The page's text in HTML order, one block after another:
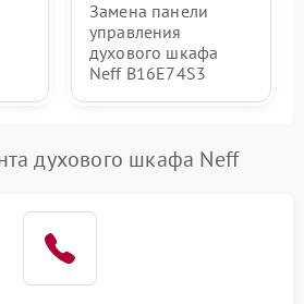
Замена панели
управления
духового шкафа
Neff B16E74S3
духового шкафа Neff